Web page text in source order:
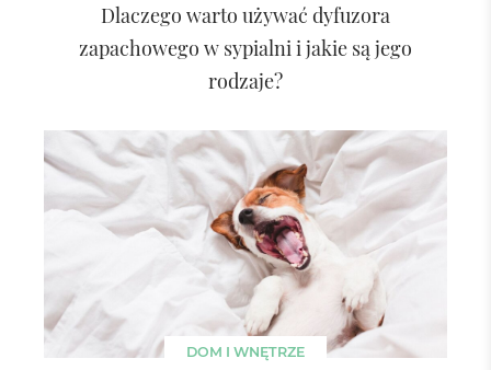
Dlaczego warto używać dyfuzora
zapachowego w sypialni i jakie są jego
rodzaje?
DOM I WNĘTRZE